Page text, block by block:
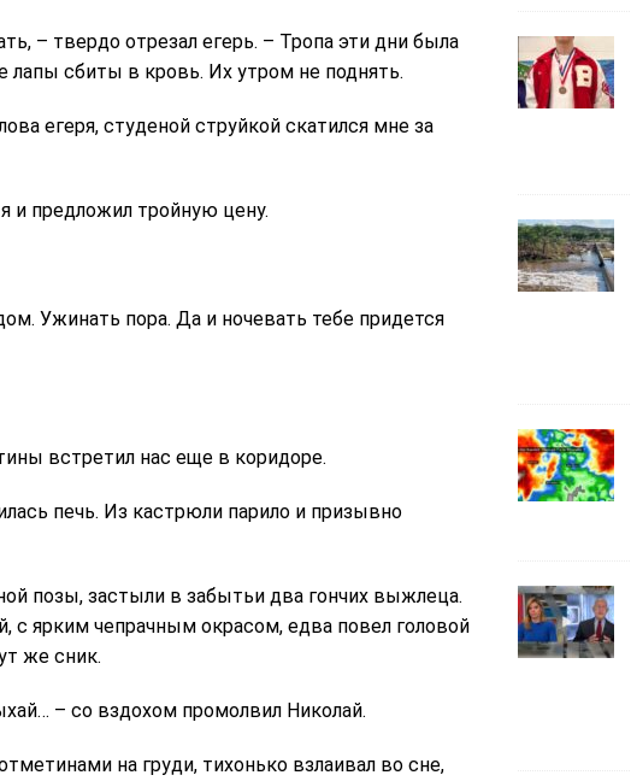
– твердо отрезал егерь. – Тропа эти дни была
сбиты в кровь. Их утром не поднять.
егеря, студеной струйкой скатился мне за
и предложил тройную цену.
Ужинать пора. Да и ночевать тебе придется
встретил нас еще в коридоре.
печь. Из кастрюли парило и призывно
позы, застыли в забытьи два гончих выжлеца.
с ярким чепрачным окрасом, едва повел головой
же сник.
– со вздохом промолвил Николай.
на груди, тихонько взлаивал во сне,